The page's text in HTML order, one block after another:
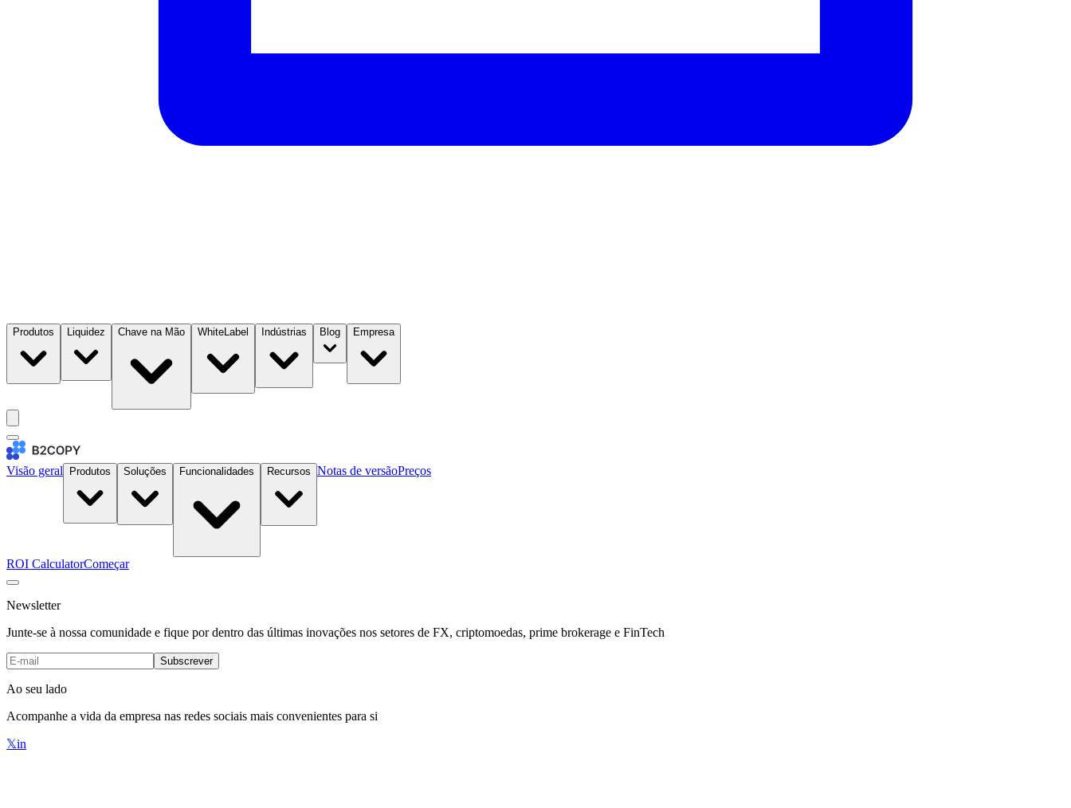
Produtos Liquidez Chave na Mão WhiteLabel Indústrias Blog Empresa
Visão geral Produtos Soluções Funcionalidades Recursos Notas de versãoPreços
ROI CalculatorComeçar
Newsletter
Junte-se à nossa comunidade e fique por dentro das últimas inovações nos setores de FX, criptomoedas, prime brokerage e FinTech
Subscrever
Ao seu lado
Acompanhe a vida da empresa nas redes sociais mais convenientes para si
𝕏in